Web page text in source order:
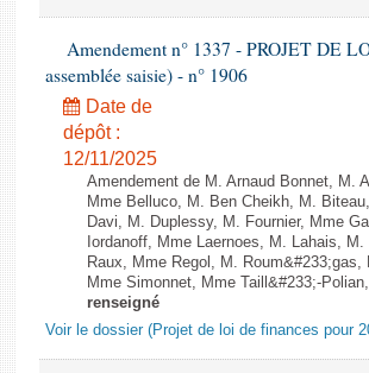
Amendement n° 1337 - PROJET DE
assemblée saisie) - n° 1906
Date de
dépôt :
12/11/2025
Amendement de M. Arnaud Bonnet, M.
Mme Belluco, M. Ben Cheikh, M.
Davi, M. Duplessy, M. Fournier, Mme
Iordanoff, Mme Laernoes, M. Lahais,
Raux, Mme Regol, M.
Mme Simonnet, Mme Taill&#233;-
renseigné
Voir le dossier (Projet de loi de finances pour